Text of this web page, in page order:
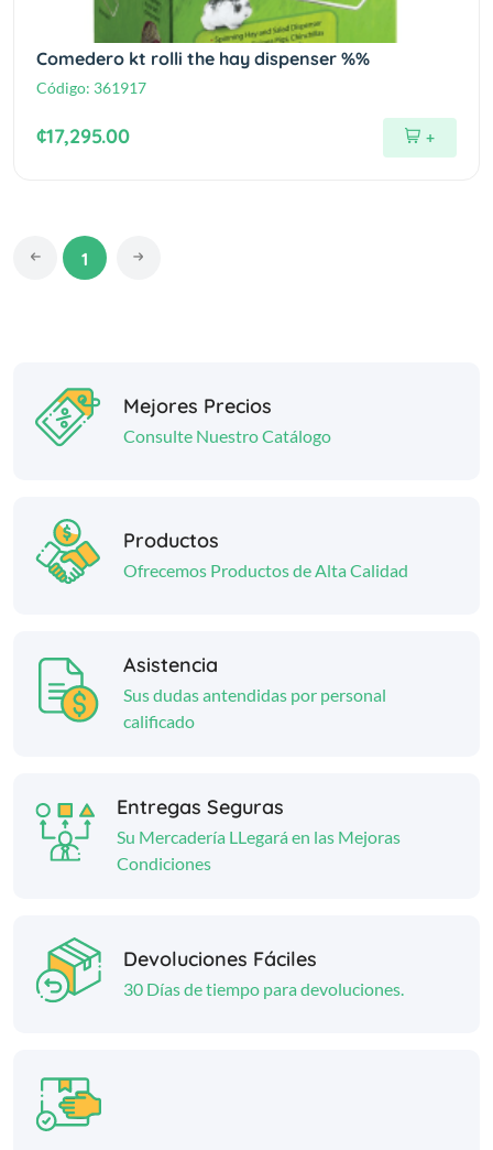
Comedero kt rolli the hay dispenser %%
Código: 361917
¢17,295.00 +
1
Mejores Precios
Consulte Nuestro Catálogo
Productos
Ofrecemos Productos de Alta Calidad
Asistencia
Sus dudas antendidas por personal
calificado
Entregas Seguras
Su Mercadería LLegará en las Mejoras
Condiciones
Devoluciones Fáciles
30 Días de tiempo para devoluciones.